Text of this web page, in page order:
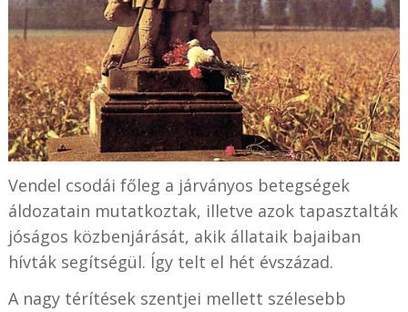
Vendel csodái főleg a járványos betegségek
áldozatain mutatkoztak, illetve azok tapasztalták
jóságos közbenjárását, akik állataik bajaiban
hívták segítségül. Így telt el hét évszázad.
A nagy térítések szentjei mellett szélesebb